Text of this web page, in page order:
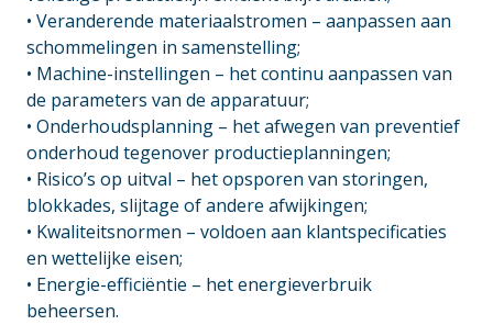
• Veranderende materiaalstromen – aanpassen aan
schommelingen in samenstelling;
• Machine-instellingen – het continu aanpassen van
de parameters van de apparatuur;
• Onderhoudsplanning – het afwegen van preventief
onderhoud tegenover productieplanningen;
• Risico’s op uitval – het opsporen van storingen,
blokkades, slijtage of andere afwijkingen;
• Kwaliteitsnormen – voldoen aan klantspecificaties
en wettelijke eisen;
• Energie-efficiëntie – het energieverbruik
beheersen.